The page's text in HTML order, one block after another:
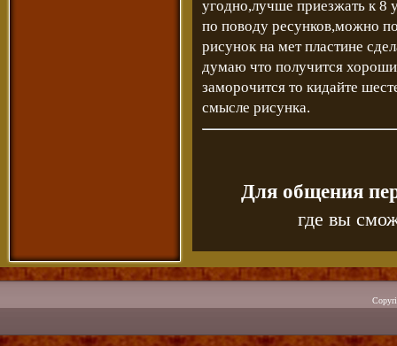
угодно,лучше приезжать к 8
по поводу ресунков,можно
рисунок на мет пластине
думаю что получится
заморочится то кидайте
смысле рисунка.
Для общения
где вы